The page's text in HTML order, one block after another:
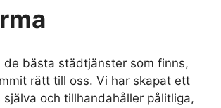
de bästa städtjänster som finns,
rätt till oss. Vi har skapat ett
själva och tillhandahåller pålitliga,